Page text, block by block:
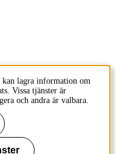
kan lagra information om
Vissa tjänster är
och andra är valbara.